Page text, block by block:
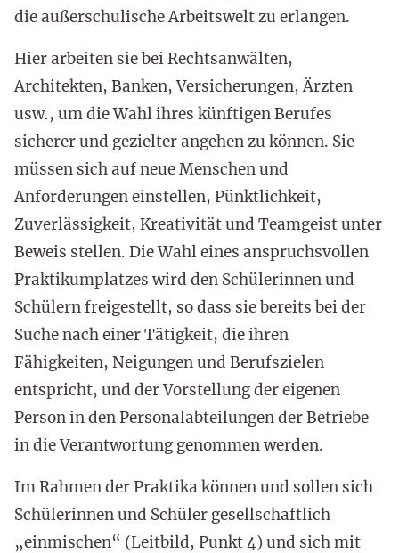
die außerschulische Arbeitswelt zu erlangen.
Hier arbeiten sie bei Rechtsanwälten,
Architekten, Banken, Versicherungen, Ärzten
usw., um die Wahl ihres künftigen Berufes
sicherer und gezielter angehen zu können. Sie
müssen sich auf neue Menschen und
Anforderungen einstellen, Pünktlichkeit,
Zuverlässigkeit, Kreativität und Teamgeist unter
Beweis stellen. Die Wahl eines anspruchsvollen
Praktikumplatzes wird den Schülerinnen und
Schülern freigestellt, so dass sie bereits bei der
Suche nach einer Tätigkeit, die ihren
Fähigkeiten, Neigungen und Berufszielen
entspricht, und der Vorstellung der eigenen
Person in den Personalabteilungen der Betriebe
in die Verantwortung genommen werden.
Im Rahmen der Praktika können und sollen sich
Schülerinnen und Schüler gesellschaftlich
„einmischen“ (Leitbild, Punkt 4) und sich mit